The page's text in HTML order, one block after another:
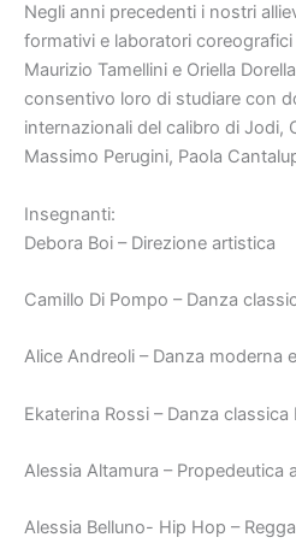
Negli anni precedenti i nostri
formativi e laboratori coreografici
Maurizio Tamellini e Oriella
consentivo loro di studiare con
internazionali del calibro di Jodi,
Massimo Perugini, Paola
Insegnanti:
Debora Boi – Direzione artistica
Camillo Di Pompo – Danza
Alice Andreoli – Danza moderna
Ekaterina Rossi – Danza classica
Alessia Altamura – Propedeutica
Alessia Belluno- Hip Hop –